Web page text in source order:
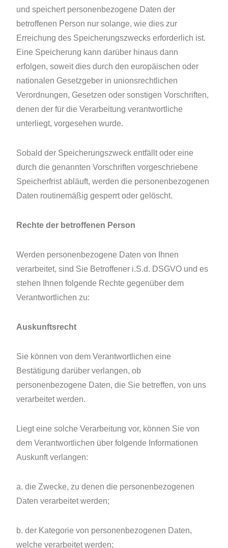
und speichert personenbezogene Daten der
betroffenen Person nur solange, wie dies zur
Erreichung des Speicherungszwecks erforderlich ist.
Eine Speicherung kann darüber hinaus dann
erfolgen, soweit dies durch den europäischen oder
nationalen Gesetzgeber in unionsrechtlichen
Verordnungen, Gesetzen oder sonstigen Vorschriften,
denen der für die Verarbeitung verantwortliche
unterliegt, vorgesehen wurde.
Sobald der Speicherungszweck entfällt oder eine
durch die genannten Vorschriften vorgeschriebene
Speicherfrist abläuft, werden die personenbezogenen
Daten routinemäßig gesperrt oder gelöscht.
Rechte der betroffenen Person
Werden personenbezogene Daten von Ihnen
verarbeitet, sind Sie Betroffener i.S.d. DSGVO und es
stehen Ihnen folgende Rechte gegenüber dem
Verantwortlichen zu:
Auskunftsrecht
Sie können von dem Verantwortlichen eine
Bestätigung darüber verlangen, ob
personenbezogene Daten, die Sie betreffen, von uns
verarbeitet werden.
Liegt eine solche Verarbeitung vor, können Sie von
dem Verantwortlichen über folgende Informationen
Auskunft verlangen:
a. die Zwecke, zu denen die personenbezogenen
Daten verarbeitet werden;
b. der Kategorie von personenbezogenen Daten,
welche verarbeitet werden;